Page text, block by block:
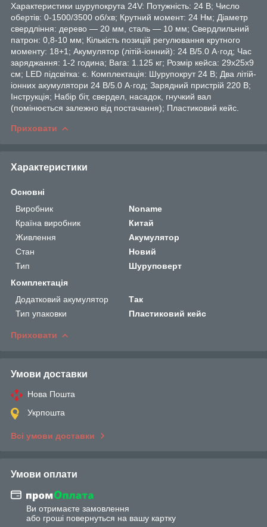
Характеристики шурупокрута 24V: Потужність: 24 В; Число
обертів: 0-1500/3500 об/хв; Крутний момент: 24 Нм; Діаметр
свердління: дерево — 20 мм, сталь — 10 мм; Свердлильний
патрон: 0,8-10 мм; Кількість позицій регулювання крутного
моменту: 18+1; Акумулятор (літій-іонний): 24 В/5.0 А·год; Час
заряджання: 1-2 година; Вага: 1.125 кг; Розмір кейса: 29х25х9
см; LED підсвітка: є. Комплектація: Шурупокрут 24 В; Два літій-
іонних акумулятори 24 В/5.0 А·год; Зарядний пристрій 220 В;
Інструкція; Набір біт, свердел, насадок, гнучкий вал
(помінюється залежно від постачання); Пластиковий кейс.
Приховати
Характеристики
Основні
Виробник
Noname
Країна виробник
Китай
Живлення
Акумулятор
Стан
Новий
Тип
Шуруповерт
Комплектація
Додатковий акумулятор
Так
Тип упаковки
Пластиковий кейс
Приховати
Умови доставки
Нова Пошта
Укрпошта
Всі умови доставки
Умови оплати
Ви отримаєте замовлення
або гроші повернуться на вашу картку